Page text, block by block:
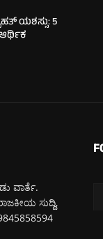
ಯಶಸ್ಸು: 5
ಆರ್ಥಿಕ
ವಾರ್ತೆ.
ಸುದ್ದಿ,